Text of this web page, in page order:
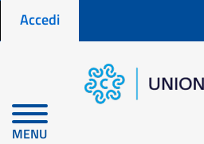
Menu profilo utente
Accedi
MENU
Home
CALL FOR IDEAS UNIBA -Bando 2026